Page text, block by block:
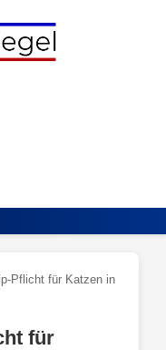
Pflicht für Katzen in
für